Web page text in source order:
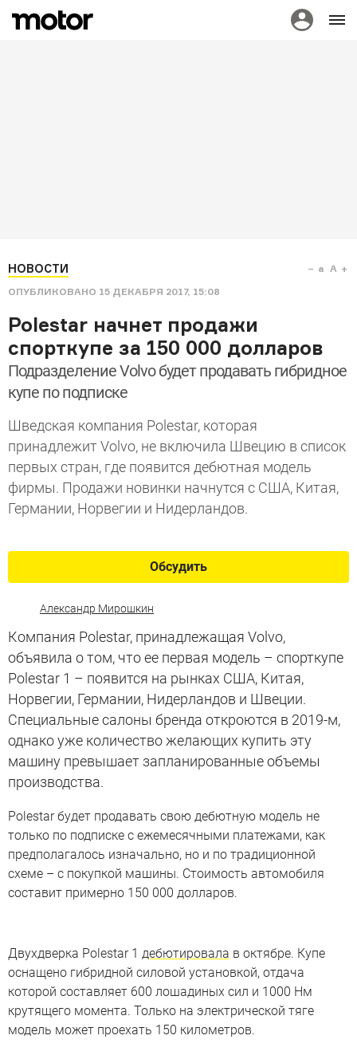
НОВОСТИ
ОПУБЛИКОВАНО 15 ДЕКАБРЯ 2017, 15:08
a A
Polestar начнет продажи
спорткупе за 150 000 долларов
Подразделение Volvo будет продавать гибридное
купе по подписке
Шведская компания Polestar, которая
принадлежит Volvo, не включила Швецию в список
первых стран, где появится дебютная модель
фирмы. Продажи новинки начнутся с США, Китая,
Германии, Норвегии и Нидерландов.
Обсудить
Александр Мирошкин
Компания Polestar, принадлежащая Volvo,
объявила о том, что ее первая модель – спорткупе
Polestar 1 – появится на рынках США, Китая,
Норвегии, Германии, Нидерландов и Швеции.
Специальные салоны бренда откроются в 2019-м,
однако уже количество желающих купить эту
машину превышает запланированные объемы
производства.
Polestar будет продавать свою дебютную модель не
только по подписке с ежемесячными платежами, как
предполагалось изначально, но и по традиционной
схеме – с покупкой машины. Стоимость автомобиля
составит примерно 150 000 долларов.
Двухдверка Polestar 1 дебютировала в октябре. Купе
оснащено гибридной силовой установкой, отдача
которой составляет 600 лошадиных сил и 1000 Нм
крутящего момента. Только на электрической тяге
модель может проехать 150 километров.